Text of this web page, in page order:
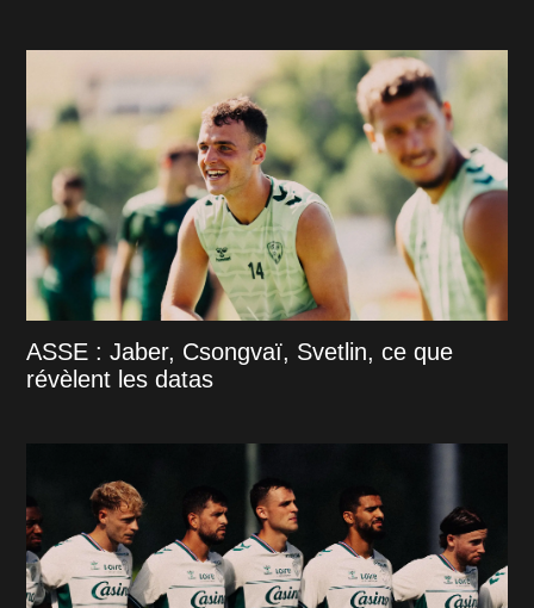
ASSE : Jaber, Csongvaï, Svetlin, ce que
révèlent les datas